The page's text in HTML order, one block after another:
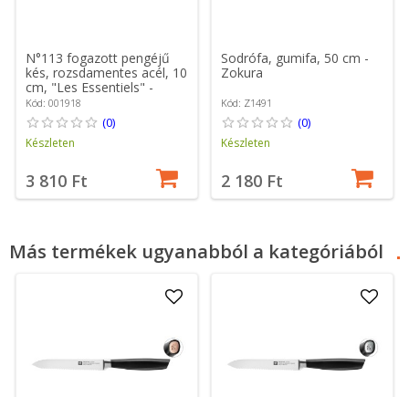
N°113 fogazott pengéjű
kés, rozsdamentes acél, 10
cm, "Les Essentiels" -
Opinel
Kód: 001918
(0)
Készleten
3 810 Ft
Sodrófa, gumifa, 50 cm -
Zokura
Kód: Z1491
(0)
Készleten
2 180 Ft
Más termékek ugyanabból a kategóriából